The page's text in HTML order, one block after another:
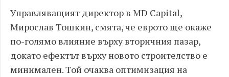
Управляващият директор в MD Capital,
Мирослав Тошкин, смята, че еврото ще окаже
по-голямо влияние върху вторичния пазар,
докато ефектът върху новото строителство е
минимален. Той очаква оптимизация на